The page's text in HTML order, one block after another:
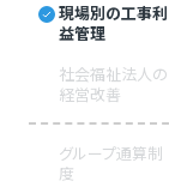
現場別の工事利
益管理
社会福祉法人の
経営改善
グループ通算制
度